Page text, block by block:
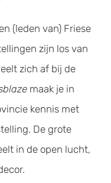
(leden van) Friese
zijn los van
zich af bij de
maak je in
kennis met
De grote
in de open lucht,